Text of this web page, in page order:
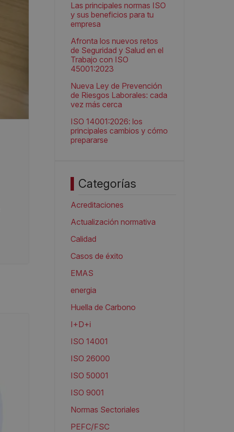
Las principales normas ISO
y sus beneficios para tu
empresa
Afronta los nuevos retos
de Seguridad y Salud en el
Trabajo con ISO
45001:2023
Nueva Ley de Prevención
de Riesgos Laborales: cada
vez más cerca
ISO 14001:2026: los
principales cambios y cómo
prepararse
Categorías
Acreditaciones
Actualización normativa
Calidad
Casos de éxito
EMAS
energia
Huella de Carbono
I+D+i
ISO 14001
ISO 26000
ISO 50001
ISO 9001
Normas Sectoriales
PEFC/FSC